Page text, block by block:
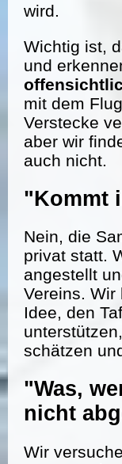
wird.
Wichtig ist,
und
mit dem
Verstecke
aber wir
auch nicht.
"Kommt
Nein, die
privat statt.
angestellt
Vereins. Wir
Idee, den
schätzen
"Was,
nicht
Wir